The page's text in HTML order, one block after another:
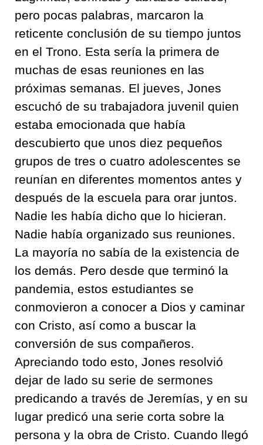
pero pocas palabras, marcaron la
reticente conclusión de su tiempo juntos
en el Trono. Esta sería la primera de
muchas de esas reuniones en las
próximas semanas. El jueves, Jones
escuchó de su trabajadora juvenil quien
estaba emocionada que había
descubierto que unos diez pequeños
grupos de tres o cuatro adolescentes se
reunían en diferentes momentos antes y
después de la escuela para orar juntos.
Nadie les había dicho que lo hicieran.
Nadie había organizado sus reuniones.
La mayoría no sabía de la existencia de
los demás. Pero desde que terminó la
pandemia, estos estudiantes se
conmovieron a conocer a Dios y caminar
con Cristo, así como a buscar la
conversión de sus compañeros.
Apreciando todo esto, Jones resolvió
dejar de lado su serie de sermones
predicando a través de Jeremías, y en su
lugar predicó una serie corta sobre la
persona y la obra de Cristo. Cuando llegó